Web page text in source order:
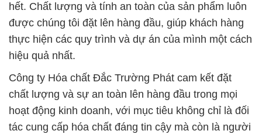
hết. Chất lượng và tính an toàn của sản phẩm luôn
được chúng tôi đặt lên hàng đầu, giúp khách hàng
thực hiện các quy trình và dự án của mình một cách
hiệu quả nhất.
Công ty Hóa chất Đắc Trường Phát cam kết đặt
chất lượng và sự an toàn lên hàng đầu trong mọi
hoạt động kinh doanh, với mục tiêu không chỉ là đối
tác cung cấp hóa chất đáng tin cậy mà còn là người